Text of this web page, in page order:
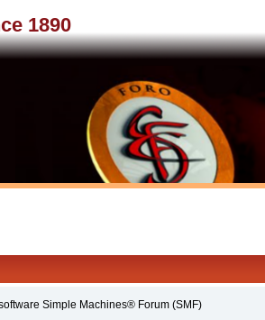
1890
Simple Machines® Forum (SMF)